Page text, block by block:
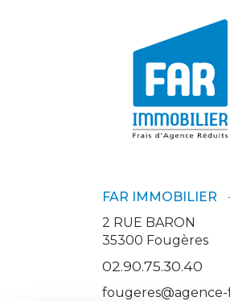
FAR IMMOBILIER
2 RUE BARON
35300 Fougères
02.90.75.30.40